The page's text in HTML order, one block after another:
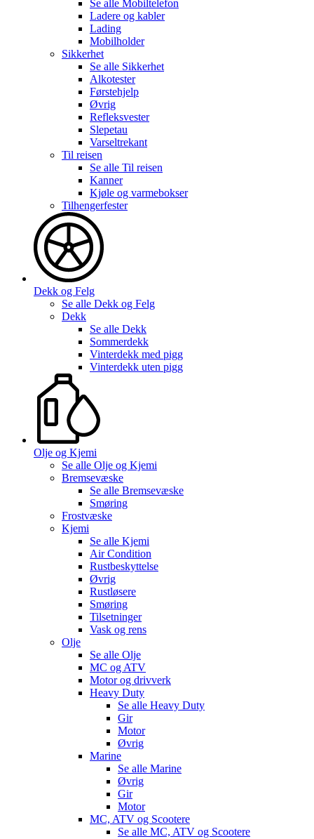
Se alle Mobiltelefon
Ladere og kabler
Lading
Mobilholder
Sikkerhet
Se alle Sikkerhet
Alkotester
Førstehjelp
Øvrig
Refleksvester
Slepetau
Varseltrekant
Til reisen
Se alle Til reisen
Kanner
Kjøle og varmebokser
Tilhengerfester
Dekk og Felg
Se alle Dekk og Felg
Dekk
Se alle Dekk
Sommerdekk
Vinterdekk med pigg
Vinterdekk uten pigg
Olje og Kjemi
Se alle Olje og Kjemi
Bremsevæske
Se alle Bremsevæske
Smøring
Frostvæske
Kjemi
Se alle Kjemi
Air Condition
Rustbeskyttelse
Øvrig
Rustløsere
Smøring
Tilsetninger
Vask og rens
Olje
Se alle Olje
MC og ATV
Motor og drivverk
Heavy Duty
Se alle Heavy Duty
Gir
Motor
Øvrig
Marine
Se alle Marine
Øvrig
Gir
Motor
MC, ATV og Scootere
Se alle MC, ATV og Scootere